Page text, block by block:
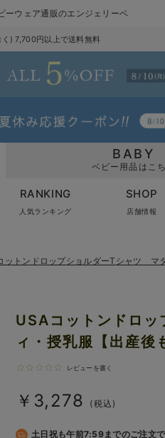
ーウェア通販のエンジェリーベ
) 7,700円以上で送料無料
BABY
ベビー用品はこ
RANKING
人気ランキング
SHOP
店舗情報
ットンドロップショルダーTシャツ マ
USAコットンドロ
ィ・授乳服【出産後
レビューを書く
￥3,278 (税込)
土日祝も午前7:59までのご注文